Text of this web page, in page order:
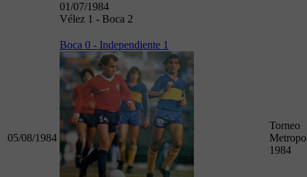
01/07/1984
Vélez 1 - Boca 2
05/08/1984
Boca 0 - Independiente 1
Torneo
1984